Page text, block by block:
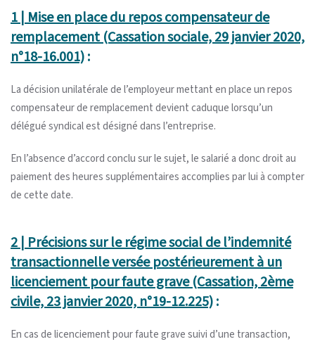
1 | Mise en place du repos compensateur de
remplacement (Cassation sociale, 29 janvier 2020,
n°18-16.001):
La décision unilatérale de l’employeur mettant en place un repos
compensateur de remplacement devient caduque lorsqu’un
délégué syndical est désigné dans l’entreprise.
En l’absence d’accord conclu sur le sujet, le salarié a donc droit au
paiement des heures supplémentaires accomplies par lui à compter
de cette date.
2 | Précisions sur le régime social de l’indemnité
transactionnelle versée postérieurement à un
licenciement pour faute grave (Cassation, 2ème
civile, 23 janvier 2020, n°19-12.225):
En cas de licenciement pour faute grave suivi d’une transaction,